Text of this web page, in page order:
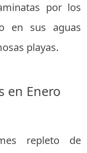
por los
en sus aguas
playas.
en Enero
repleto de